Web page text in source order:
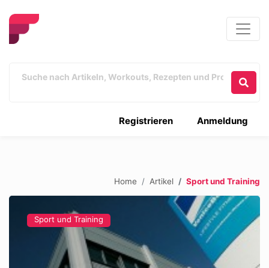
Anmeldung
Registrieren
Home Artikel Sport und Training
Sport und Training